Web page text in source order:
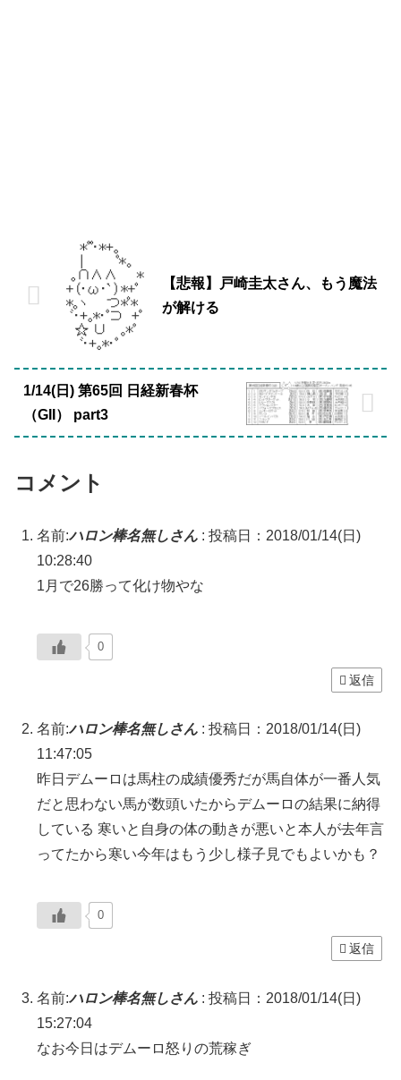
【悲報】戸崎圭太さん、もう魔法
が解ける
1/14(日) 第65回 日経新春杯
（GII） part3
コメント
名前:ハロン棒名無しさん : 投稿日：2018/01/14(日)
10:28:40
1月で26勝って化け物やな
0
返信
名前:ハロン棒名無しさん : 投稿日：2018/01/14(日)
11:47:05
昨日デムーロは馬柱の成績優秀だが馬自体が一番人気
だと思わない馬が数頭いたからデムーロの結果に納得
している 寒いと自身の体の動きが悪いと本人が去年言
ってたから寒い今年はもう少し様子見でもよいかも？
0
返信
名前:ハロン棒名無しさん : 投稿日：2018/01/14(日)
15:27:04
なお今日はデムーロ怒りの荒稼ぎ